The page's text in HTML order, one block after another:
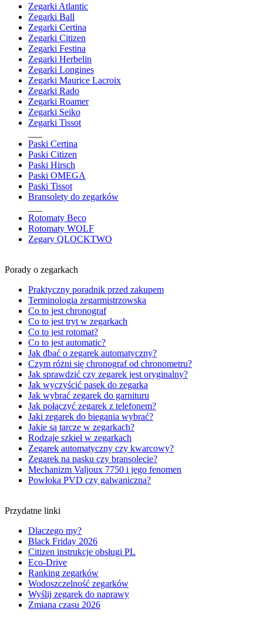
Zegarki Atlantic
Zegarki Ball
Zegarki Certina
Zegarki Citizen
Zegarki Festina
Zegarki Herbelin
Zegarki Longines
Zegarki Maurice Lacroix
Zegarki Rado
Zegarki Roamer
Zegarki Seiko
Zegarki Tissot
Paski Certina
Paski Citizen
Paski Hirsch
Paski OMEGA
Paski Tissot
Bransolety do zegarków
Rotomaty Beco
Rotomaty WOLF
Zegary QLOCKTWO
Porady o zegarkach
Praktyczny poradnik przed zakupem
Terminologia zegarmistrzowska
Co to jest chronograf
Co to jest tryt w zegarkach
Co to jest rotomat?
Co to jest automatic?
Jak dbać o zegarek automatyczny?
Czym różni się chronograf od chronometru?
Jak sprawdzić czy zegarek jest oryginalny?
Jak wyczyścić pasek do zegarka
Jak wybrać zegarek do garnituru
Jak połączyć zegarek z telefonem?
Jaki zegarek do biegania wybrać?
Jakie są tarcze w zegarkach?
Rodzaje szkieł w zegarkach
Zegarek automatyczny czy kwarcowy?
Zegarek na pasku czy bransolecie?
Mechanizm Valjoux 7750 i jego fenomen
Powłoka PVD czy galwaniczna?
Przydatne linki
Dlaczego my?
Black Friday 2026
Citizen instrukcje obsługi PL
Eco-Drive
Ranking zegarków
Wodoszczelność zegarków
Wyślij zegarek do naprawy
Zmiana czasu 2026